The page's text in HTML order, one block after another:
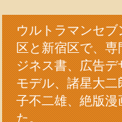
ウルトラマンセ
区と新宿区で、
ジネス書、広告
モデル、諸星大
子不二雄、絶版
た。